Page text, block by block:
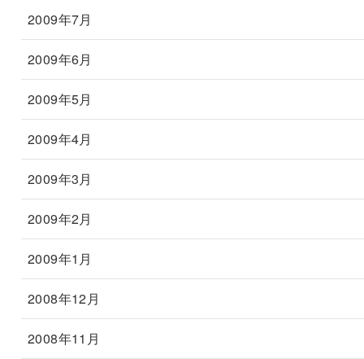
2009年7月
2009年6月
2009年5月
2009年4月
2009年3月
2009年2月
2009年1月
2008年12月
2008年11月